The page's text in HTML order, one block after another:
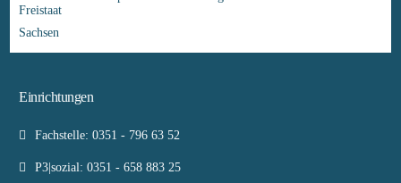
Einrichtungen
Fachstelle: 0351 - 796 63 52
P3|sozial: 0351 - 658 883 25